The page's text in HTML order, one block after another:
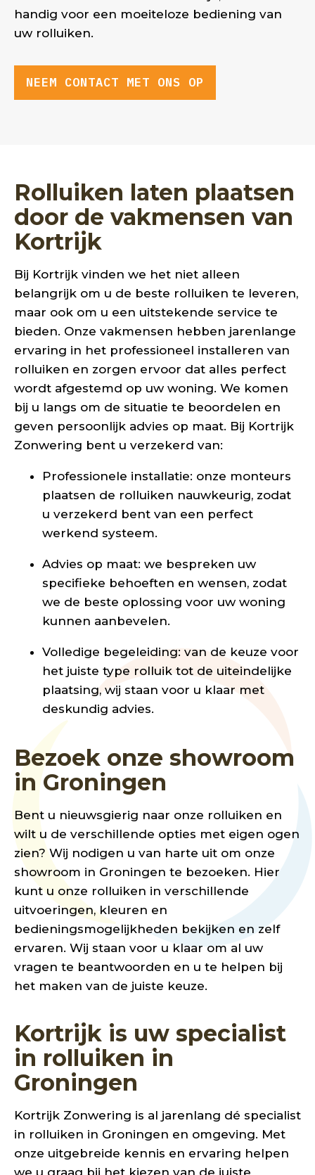
handig voor een moeiteloze bediening van
uw rolluiken.
NEEM CONTACT MET ONS OP
Rolluiken laten plaatsen
door de vakmensen van
Kortrijk
Bij Kortrijk vinden we het niet alleen
belangrijk om u de beste rolluiken te leveren,
maar ook om u een uitstekende service te
bieden. Onze vakmensen hebben jarenlange
ervaring in het professioneel installeren van
rolluiken en zorgen ervoor dat alles perfect
wordt afgestemd op uw woning. We komen
bij u langs om de situatie te beoordelen en
geven persoonlijk advies op maat. Bij Kortrijk
Zonwering bent u verzekerd van:
Professionele installatie: onze monteurs
plaatsen de rolluiken nauwkeurig, zodat
u verzekerd bent van een perfect
werkend systeem.
Advies op maat: we bespreken uw
specifieke behoeften en wensen, zodat
we de beste oplossing voor uw woning
kunnen aanbevelen.
Volledige begeleiding: van de keuze voor
het juiste type rolluik tot de uiteindelijke
plaatsing, wij staan voor u klaar met
deskundig advies.
Bezoek onze showroom
in Groningen
Bent u nieuwsgierig naar onze rolluiken en
wilt u de verschillende opties met eigen ogen
zien? Wij nodigen u van harte uit om onze
showroom in Groningen te bezoeken. Hier
kunt u onze rolluiken in verschillende
uitvoeringen, kleuren en
bedieningsmogelijkheden bekijken en zelf
ervaren. Wij staan voor u klaar om al uw
vragen te beantwoorden en u te helpen bij
het maken van de juiste keuze.
Kortrijk is uw specialist
in rolluiken in
Groningen
Kortrijk Zonwering is al jarenlang dé specialist
in rolluiken in Groningen en omgeving. Met
onze uitgebreide kennis en ervaring helpen
we u graag bij het kiezen van de juiste